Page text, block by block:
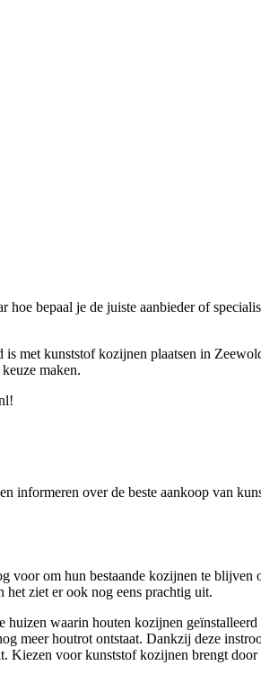
bepaal je de juiste aanbieder of
met kunststof kozijnen plaatsen in
maken.
informeren over de beste aankoop van
om hun bestaande kozijnen te blijven
ziet er ook nog eens prachtig uit.
waarin houten kozijnen
meer houtrot ontstaat. Dankzij deze
voor kunststof kozijnen brengt door